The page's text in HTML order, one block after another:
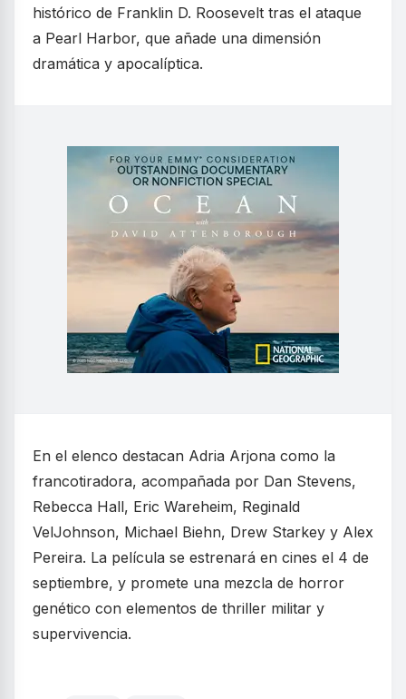
histórico de Franklin D. Roosevelt tras el ataque
a Pearl Harbor, que añade una dimensión
dramática y apocalíptica.
En el elenco destacan Adria Arjona como la
francotiradora, acompañada por Dan Stevens,
Rebecca Hall, Eric Wareheim, Reginald
VelJohnson, Michael Biehn, Drew Starkey y Alex
Pereira. La película se estrenará en cines el 4 de
septiembre, y promete una mezcla de horror
genético con elementos de thriller militar y
supervivencia.